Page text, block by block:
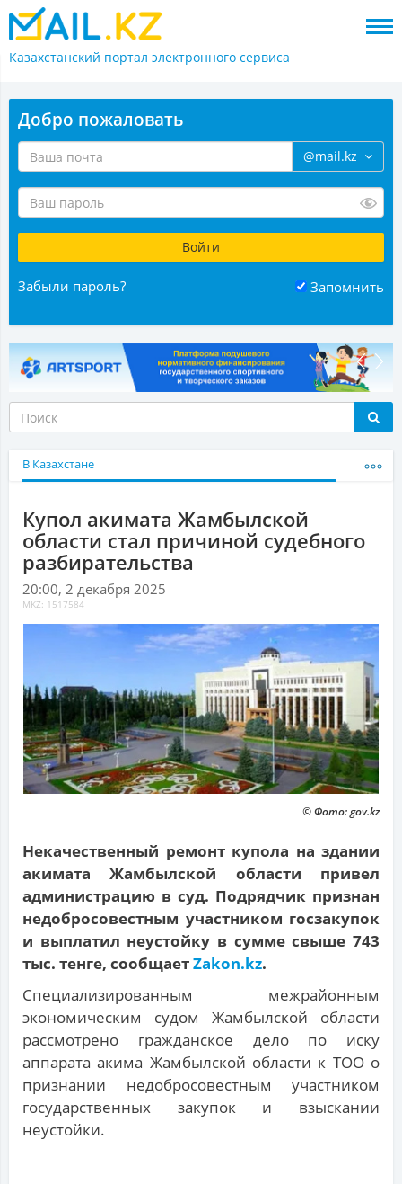
Казахстанский портал электронного сервиса
Добро пожаловать
@mail.kz
Забыли пароль? Запомнить
В Казахстане
Купол акимата Жамбылской
области стал причиной судебного
разбирательства
20:00, 2 декабря 2025
MKZ: 1517584
© Фото: gov.kz
Некачественный ремонт купола на здании
акимата Жамбылской области привел
администрацию в суд. Подрядчик признан
недобросовестным участником госзакупок
и выплатил неустойку в сумме свыше 743
тыс. тенге, сообщаетZakon.kz.
Специализированным межрайонным
экономическим судом Жамбылской области
рассмотрено гражданское дело по иску
аппарата акима Жамбылской области к ТОО о
признании недобросовестным участником
государственных закупок и взыскании
неустойки.